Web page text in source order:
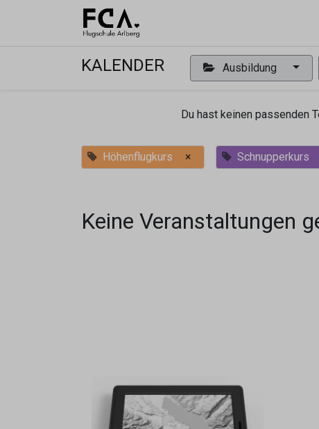
KALENDER Ausbildung
Du hast keinen passenden
Höhenflugkurs × Schnupperkurs
Keine Veranstaltungen